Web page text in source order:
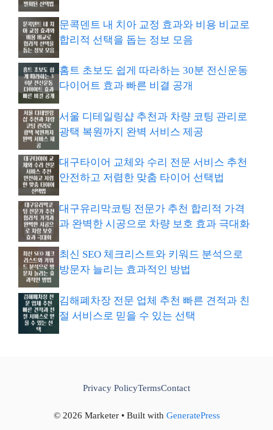
문콕덴트 내 치아 교정 효과와 비용 비교로
합리적 선택을 돕는 정보 모음
홈트 초보도 쉽게 따라하는 30분 전신운동
다이어트 효과 빠른 비결 공개
서울 디테일링샵 추천과 차량 코팅 관리로
광택 복원까지 완벽 서비스 제공
대구타이어 교체와 수리 전문 서비스 추천
안전하고 저렴한 맞춤 타이어 선택법
대구유리막코팅 전문가 추천 합리적 가격
과 완벽한 시공으로 차량 보호 효과 극대화
최신 SEO 체크리스트와 키워드 분석으로
방문자 늘리는 효과적인 방법
김해폐차장 전문 업체 추천 빠른 견적과 친
절 서비스로 믿을 수 있는 선택
© 2026 Marketer • Built with GeneratePress
Privacy PolicyTermsContact